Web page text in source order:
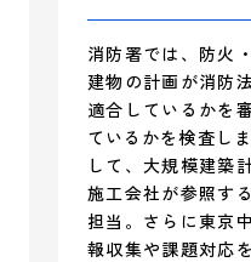
消防署では、防火
建物の計画が消防
適合しているかを
ているかを検査し
して、大規模建築
施工会社が参照す
担当。さらに東京
報収集や課題対応